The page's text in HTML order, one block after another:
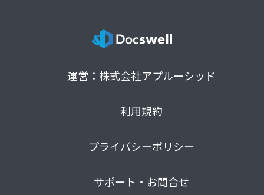
運営：株式会社アプルーシッド
利用規約
プライバシーポリシー
サポート・お問合せ